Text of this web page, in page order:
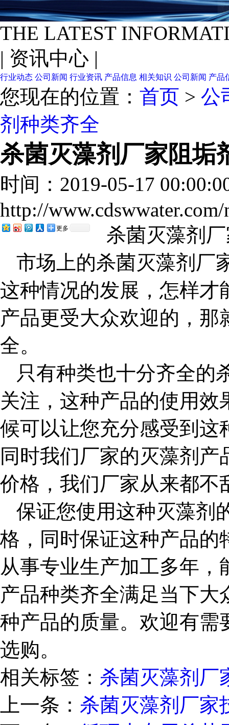
THE LATEST
| 资讯中心 |
行业动态 公司新闻 行业资讯 产品信息 相关知识 公司新闻 产品
您现在的位置： 首页 > 公
剂种类齐全
杀菌灭藻剂厂家阻垢
时间：2019-05-17
http://
更多
杀菌灭藻剂
市场上的杀菌灭藻剂厂
这种情况的发展，怎样才
产品更受大众欢迎的，
全。
只有种类也十分齐全的
关注，这种产品的使用
候可以让您充分感受到这
同时我们厂家的灭藻剂
价格，我们厂家从来都不
保证您使用这种灭藻剂
格，同时保证这种产品的
从事专业生产加工多年
产品种类齐全满足当下
种产品的质量。欢迎有需
选购。
相关标签： 杀菌灭藻剂厂
上一条： 杀菌灭藻剂厂家